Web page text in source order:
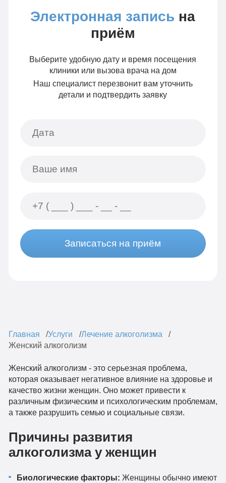
Электронная запись на
приём
Выберите удобную дату и время посещения
клиники или вызова врача на дом
Наш специалист перезвонит вам уточнить
детали и подтвердить заявку
Записаться на приём
Главная Услуги
Лечение алкоголизма
Женский алкоголизм
Женский алкоголизм - это серьезная проблема,
которая оказывает негативное влияние на здоровье и
качество жизни женщин. Оно может привести к
различным физическим и психологическим проблемам,
а также разрушить семью и социальные связи.
Причины развития
алкоголизма у женщин
Биологические факторы: Женщины обычно имеют